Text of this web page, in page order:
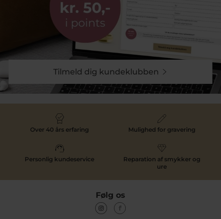
Tilmeld dig kundeklubben
Over 40 års erfaring Mulighed for gravering
Personlig kundeservice
Reparation af smykker og
ure
Følg os